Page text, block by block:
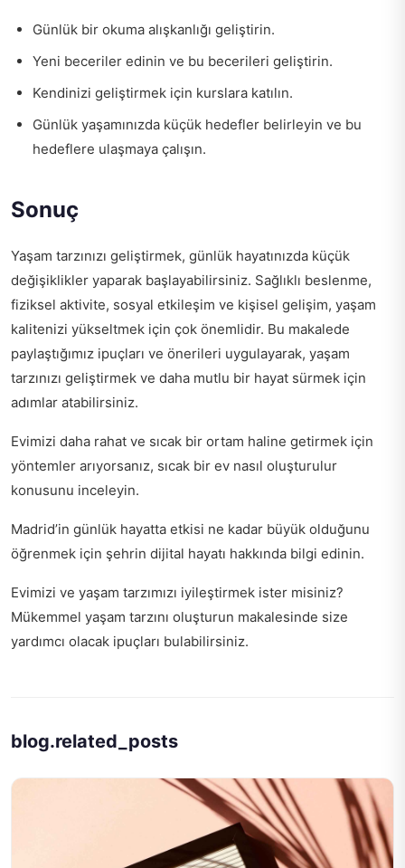
Günlük bir okuma alışkanlığı geliştirin.
Yeni beceriler edinin ve bu becerileri geliştirin.
Kendinizi geliştirmek için kurslara katılın.
Günlük yaşamınızda küçük hedefler belirleyin ve bu
hedeflere ulaşmaya çalışın.
Sonuç
Yaşam tarzınızı geliştirmek, günlük hayatınızda küçük
değişiklikler yaparak başlayabilirsiniz. Sağlıklı beslenme,
fiziksel aktivite, sosyal etkileşim ve kişisel gelişim, yaşam
kalitenizi yükseltmek için çok önemlidir. Bu makalede
paylaştığımız ipuçları ve önerileri uygulayarak, yaşam
tarzınızı geliştirmek ve daha mutlu bir hayat sürmek için
adımlar atabilirsiniz.
Evimizi daha rahat ve sıcak bir ortam haline getirmek için
yöntemler arıyorsanız, sıcak bir ev nasıl oluşturulur
konusunu inceleyin.
Madrid’in günlük hayatta etkisi ne kadar büyük olduğunu
öğrenmek için şehrin dijital hayatı hakkında bilgi edinin.
Evimizi ve yaşam tarzımızı iyileştirmek ister misiniz?
Mükemmel yaşam tarzını oluşturun makalesinde size
yardımcı olacak ipuçları bulabilirsiniz.
blog.related_posts